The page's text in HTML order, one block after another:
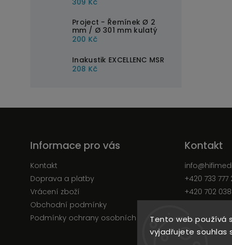
Tento web používá
vyjadřujete souhlas
Project - Řemínek Ø 2
mm / Ø 301 mm kulatý
200 Kč
Inakustik EXCELLENC MSR
208 Kč
Informace pro vás
Kontakt
Doprava a platby
Vrácení zboží
Obchodní podmínky
Podmínky ochrany osobních údajů
Kontakt
info@
+420 733 777
+420 702